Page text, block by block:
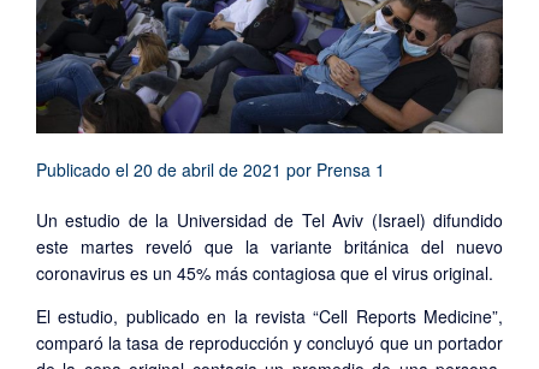
Publicado el 20 de abril de 2021 por Prensa 1
Un estudio de la Universidad de Tel Aviv (Israel) difundido
este martes reveló que la variante británica del nuevo
coronavirus es un 45% más contagiosa que el virus original.
El estudio, publicado en la revista “Cell Reports Medicine”,
comparó la tasa de reproducción y concluyó que un portador